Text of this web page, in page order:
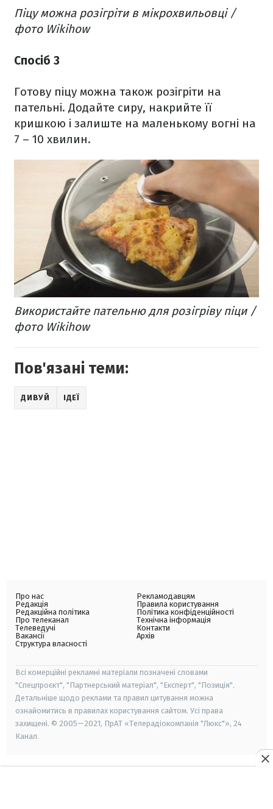
Піцу можна розігріти в мікрохвильовці /
фото Wikihow
Спосіб 3
Готову піцу можна також розігріти на
пательні. Додайте сиру, накрийте її
кришкою і залиште на маленькому вогні на
7 – 10 хвилин.
Використайте пательню для розігріву піци /
фото Wikihow
Пов'язані теми:
ДИВУЙ ІДЕЇ
Про нас
Редакція
Редакційна політика
Про телеканал
Телеведучі
Вакансії
Структура власності
Рекламодавцям
Правила користування
Політика конфіденційності
Технічна інформація
Контакти
Архів
Всі комерційні рекламні матеріали позначені словами
"Спецпроєкт", "Партнерський матеріал", "Експерт", "Позиція".
Детальніше щодо реклами та правил цитування можна
ознайомитись в правилах користування сайтом. Усі права
захищені. © 2005—2021, ПрАТ «Телерадіокомпанія "Люкс"», 24
Канал.